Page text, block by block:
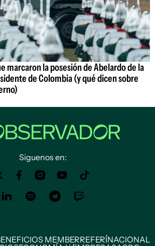
marcaron la posesión de Abelardo de la
de Colombia (y qué dicen sobre
Siguenos en:
MEMBERREFERÍNACIONAL